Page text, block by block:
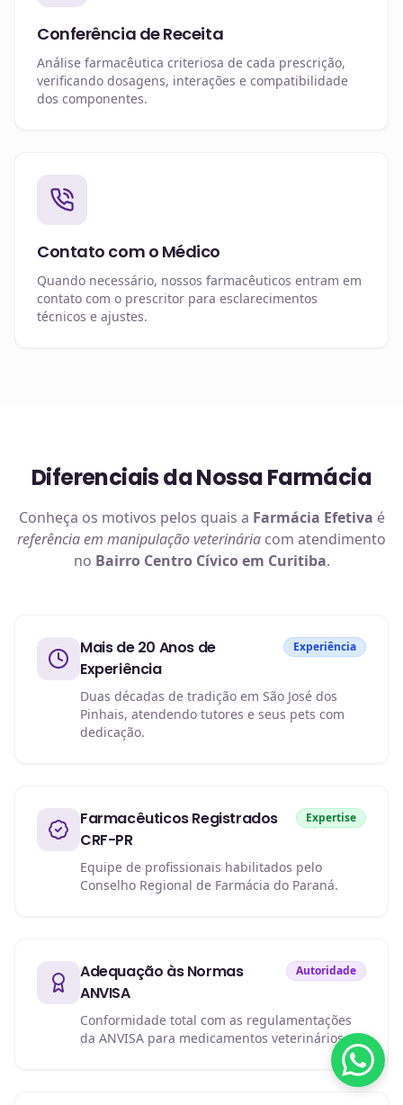
Conferência de Receita
Análise farmacêutica criteriosa de cada prescrição,
verificando dosagens, interações e compatibilidade
dos componentes.
Contato com o Médico
Quando necessário, nossos farmacêuticos entram em
contato com o prescritor para esclarecimentos
técnicos e ajustes.
Diferenciais da Nossa Farmácia
Conheça os motivos pelos quais a Farmácia Efetiva é
referência em manipulação veterinária com atendimento
no Bairro Centro Cívico em Curitiba.
Mais de 20 Anos de
Experiência
Experiência
Duas décadas de tradição em São José dos
Pinhais, atendendo tutores e seus pets com
dedicação.
Farmacêuticos Registrados
CRF-PR
Expertise
Equipe de profissionais habilitados pelo
Conselho Regional de Farmácia do Paraná.
Adequação às Normas
ANVISA
Autoridade
Conformidade total com as regulamentações
da ANVISA para medicamentos veterinários.